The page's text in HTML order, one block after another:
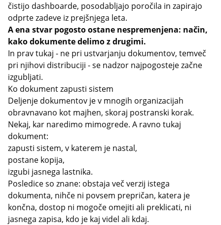
čistijo dashboarde, posodabljajo poročila in zapirajo
odprte zadeve iz prejšnjega leta.
A ena stvar pogosto ostane nespremenjena: način,
kako dokumente delimo z drugimi.
In prav tukaj - ne pri ustvarjanju dokumentov, temveč
pri njihovi distribuciji - se nadzor najpogosteje začne
izgubljati.
Ko dokument zapusti sistem
Deljenje dokumentov je v mnogih organizacijah
obravnavano kot majhen, skoraj postranski korak.
Nekaj, kar naredimo mimogrede. A ravno tukaj
dokument:
zapusti sistem, v katerem je nastal,
postane kopija,
izgubi jasnega lastnika.
Posledice so znane: obstaja več verzij istega
dokumenta, nihče ni povsem prepričan, katera je
končna, dostop ni mogoče omejiti ali preklicati, ni
jasnega zapisa, kdo je kaj videl ali kdaj.